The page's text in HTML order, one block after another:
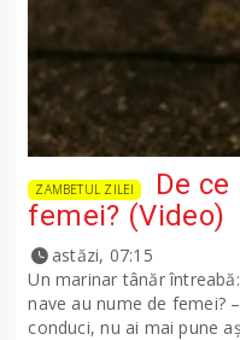
ZAMBETUL ZILEI
De
femei? (Video)
astăzi, 07:15
Un marinar tânăr
nave au nume de femei?
conduci, nu ai mai pune